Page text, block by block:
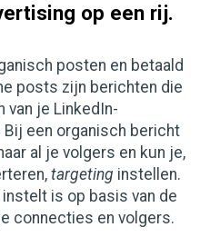
op een rij.
posten en betaald
posts zijn berichten die
van je LinkedIn-
een organisch bericht
al je volgers en kun je,
targeting instellen.
is op basis van de
connecties en volgers.